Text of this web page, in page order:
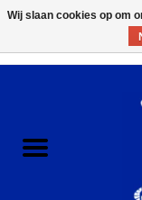
ACCESSOIRES/
Wij slaan cookies op om